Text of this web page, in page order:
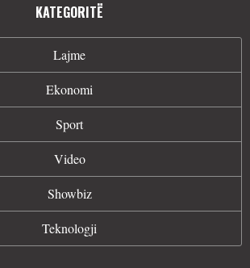
KATEGORITË
Lajme
Ekonomi
Sport
Video
Showbiz
Teknologji